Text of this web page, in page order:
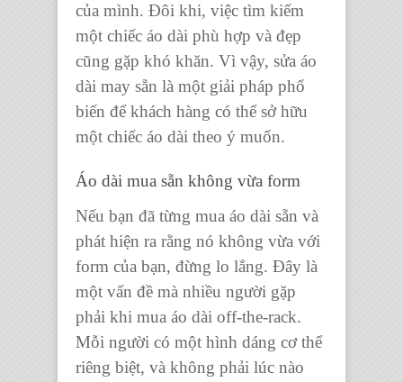
của mình. Đôi khi, việc tìm kiếm
một chiếc áo dài phù hợp và đẹp
cũng gặp khó khăn. Vì vậy, sửa áo
dài may sẵn là một giải pháp phổ
biến để khách hàng có thể sở hữu
một chiếc áo dài theo ý muốn.
Áo dài mua sẵn không vừa form
Nếu bạn đã từng mua áo dài sẵn và
phát hiện ra rằng nó không vừa với
form của bạn, đừng lo lắng. Đây là
một vấn đề mà nhiều người gặp
phải khi mua áo dài off-the-rack.
Mỗi người có một hình dáng cơ thể
riêng biệt, và không phải lúc nào